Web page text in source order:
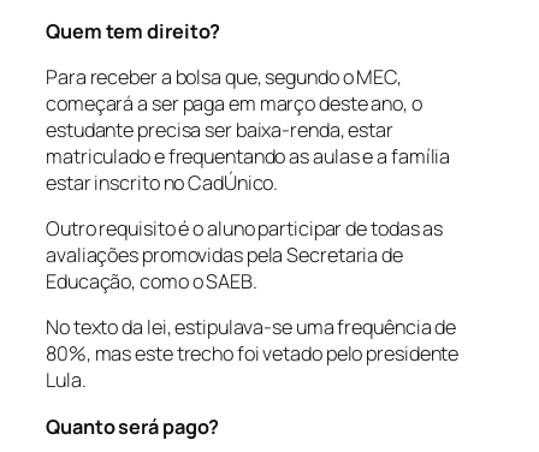
Quem tem direito?
Para receber a bolsa que, segundo o MEC,
começará a ser paga em março deste ano, o
estudante precisa ser baixa-renda, estar
matriculado e frequentando as aulas e a família
estar inscrito no CadÚnico.
Outro requisito é o aluno participar de todas as
avaliações promovidas pela Secretaria de
Educação, como o SAEB.
No texto da lei, estipulava-se uma frequência de
80%, mas este trecho foi vetado pelo presidente
Lula.
Quanto será pago?